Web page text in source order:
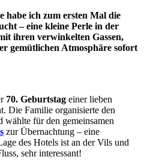
habe ich zum ersten Mal die
– eine kleine Perle in der
ihren verwinkelten Gassen,
gemütlichen Atmosphäre sofort
70. Geburtstag einer lieben
Die Familie organisierte den
wählte für den gemeinsamen
zur Übernachtung – eine
des Hotels ist an der Vils und
sehr interessant!